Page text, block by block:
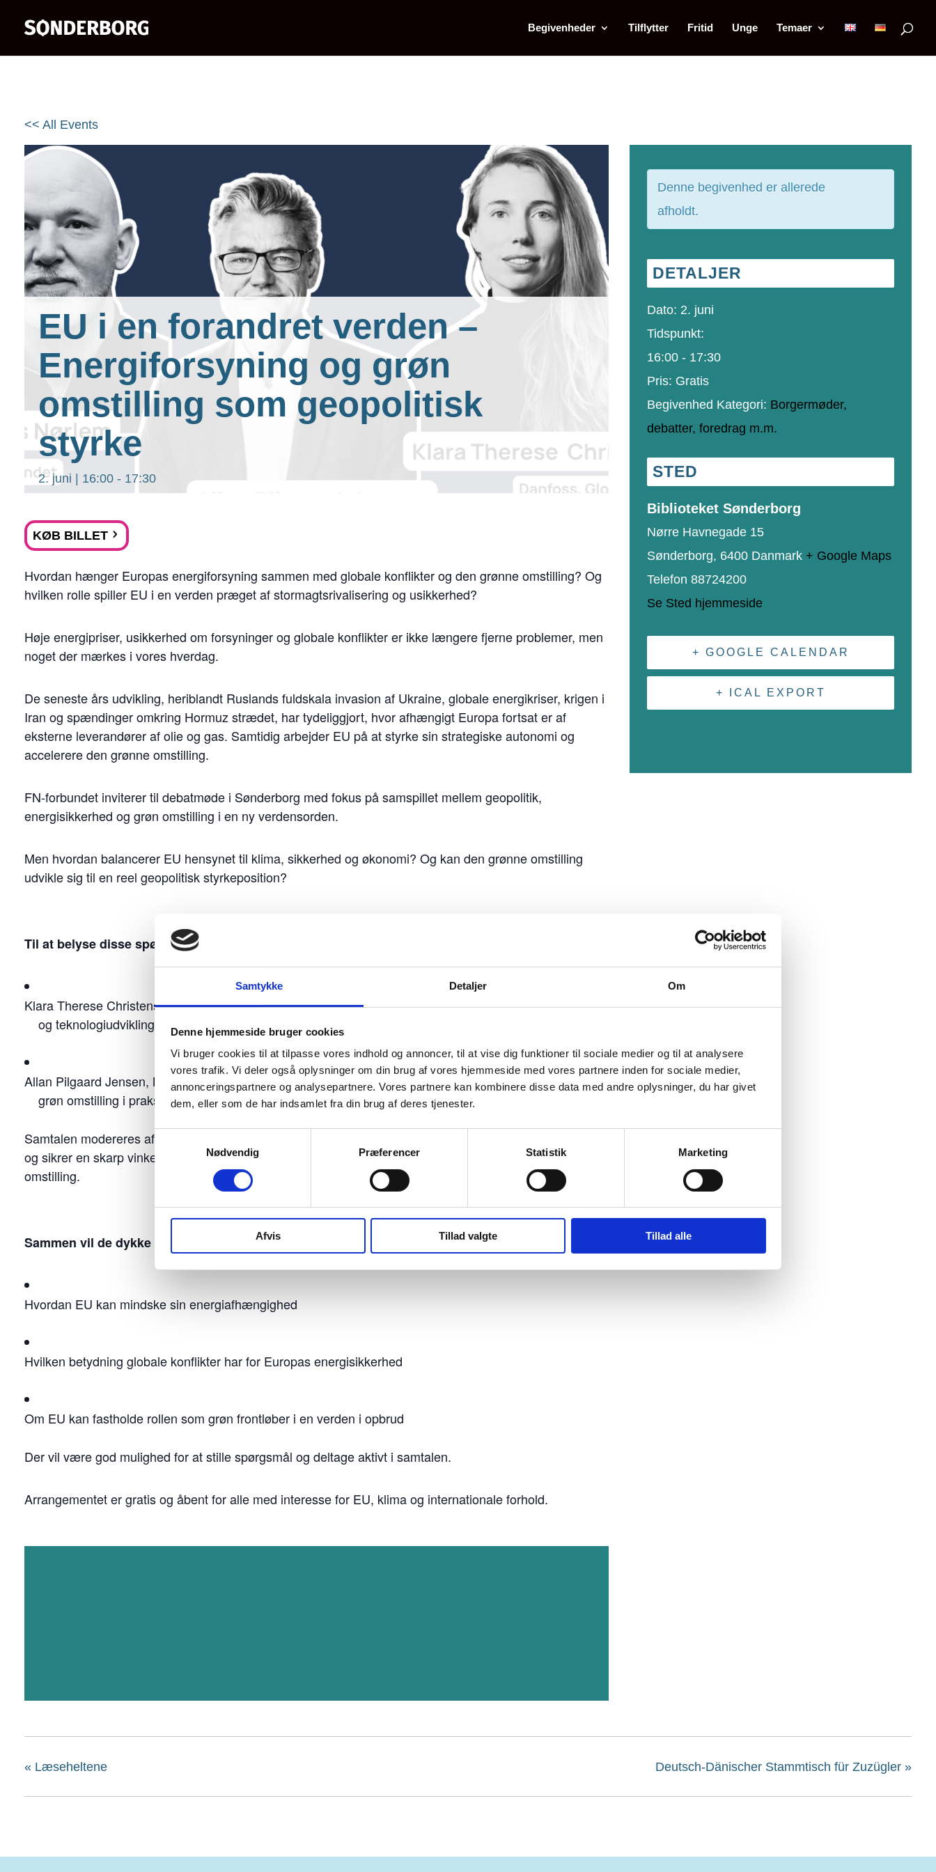
Samtykke Detaljer Om
Denne hjemmeside bruger cookies
Vi bruger cookies til at tilpasse vores indhold og annoncer, til at vise dig funktioner til sociale medier og til at analysere
vores trafik. Vi deler også oplysninger om din brug af vores hjemmeside med vores partnere inden for sociale medier,
annonceringspartnere og analysepartnere. Vores partnere kan kombinere disse data med andre oplysninger, du har givet
dem, eller som de har indsamlet fra din brug af deres tjenester.
Samtykkevalg
Nødvendig
Præferencer Statistik Marketing
Afvis Tillad valgte Tillad alle
Begivenheder Tilflytter Fritid Unge Temaer
<< All Events
EU i en forandret verden –
Energiforsyning og grøn
omstilling som geopolitisk
styrke
2. juni | 16:00 - 17:30
KØB BILLET
Hvordan hænger Europas energiforsyning sammen med globale konflikter og den grønne omstilling? Og
hvilken rolle spiller EU i en verden præget af stormagtsrivalisering og usikkerhed?
Høje energipriser, usikkerhed om forsyninger og globale konflikter er ikke længere fjerne problemer, men
noget der mærkes i vores hverdag.
De seneste års udvikling, heriblandt Ruslands fuldskala invasion af Ukraine, globale energikriser, krigen i
Iran og spændinger omkring Hormuz strædet, har tydeliggjort, hvor afhængigt Europa fortsat er af
eksterne leverandører af olie og gas. Samtidig arbejder EU på at styrke sin strategiske autonomi og
accelerere den grønne omstilling.
FN-forbundet inviterer til debatmøde i Sønderborg med fokus på samspillet mellem geopolitik,
energisikkerhed og grøn omstilling i en ny verdensorden.
Men hvordan balancerer EU hensynet til klima, sikkerhed og økonomi? Og kan den grønne omstilling
udvikle sig til en reel geopolitisk styrkeposition?
Til at belyse disse spørgsmål har vi inviteret:
Klara Therese Christensen, Director of Global Public Affairs i Danfoss, som repræsenterer erhvervslivets
og teknologiudviklingens perspektiv
Allan Pilgaard Jensen, Managing Director i ProjectZero, som bidrager med erfaringer fra lokal og regional
grøn omstilling i praksis.
Samtalen modereres af Rasmus Nørlem, generalsekretær i FN forbundet, som rammesætter temaerne
og sikrer en skarp vinkel på samspillet mellem EU’s energipolitik, geopolitiske udfordringer og den grønne
omstilling.
Sammen vil de dykke ned i spørgsmål som:
Hvordan EU kan mindske sin energiafhængighed
Hvilken betydning globale konflikter har for Europas energisikkerhed
Om EU kan fastholde rollen som grøn frontløber i en verden i opbrud
Der vil være god mulighed for at stille spørgsmål og deltage aktivt i samtalen.
Arrangementet er gratis og åbent for alle med interesse for EU, klima og internationale forhold.
Denne begivenhed er allerede
afholdt.
DETALJER
Dato: 2. juni
Tidspunkt:
16:00 - 17:30
Pris: Gratis
Begivenhed Kategori: Borgermøder,
debatter, foredrag m.m.
STED
Biblioteket Sønderborg
Nørre Havnegade 15
Sønderborg, 6400 Danmark + Google Maps
Telefon 88724200
Se Sted hjemmeside
+ GOOGLE CALENDAR
+ ICAL EXPORT
« Læseheltene Deutsch-Dänischer Stammtisch für Zuzügler »